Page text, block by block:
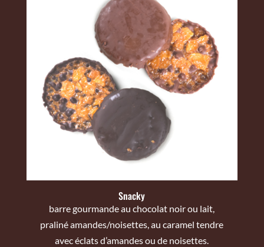
Snacky
barre gourmande au chocolat noir ou lait,
praliné amandes/noisettes, au caramel tendre
avec éclats d’amandes ou de noisettes.